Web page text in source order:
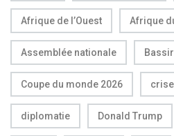
Afrique de l’Ouest Afrique
Assemblée nationale
Coupe du monde 2026
diplomatie Donald Trump